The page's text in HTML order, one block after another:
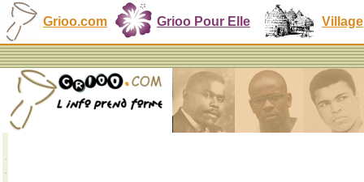
Grioo.com Grioo Pour Elle Village